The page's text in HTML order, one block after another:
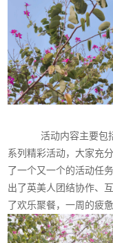
活动内容主要包
系列精彩活动，大家充
了一个又一个的活动任
出了英美人团结协作、
了欢乐聚餐，一周的疲